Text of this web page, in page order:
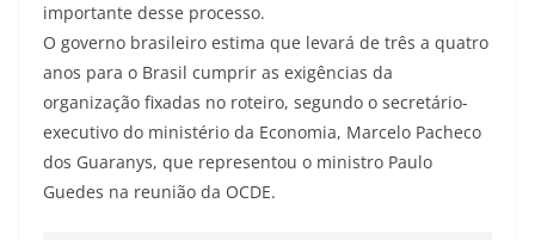
importante desse processo.
O governo brasileiro estima que levará de três a quatro
anos para o Brasil cumprir as exigências da
organização fixadas no roteiro, segundo o secretário-
executivo do ministério da Economia, Marcelo Pacheco
dos Guaranys, que representou o ministro Paulo
Guedes na reunião da OCDE.